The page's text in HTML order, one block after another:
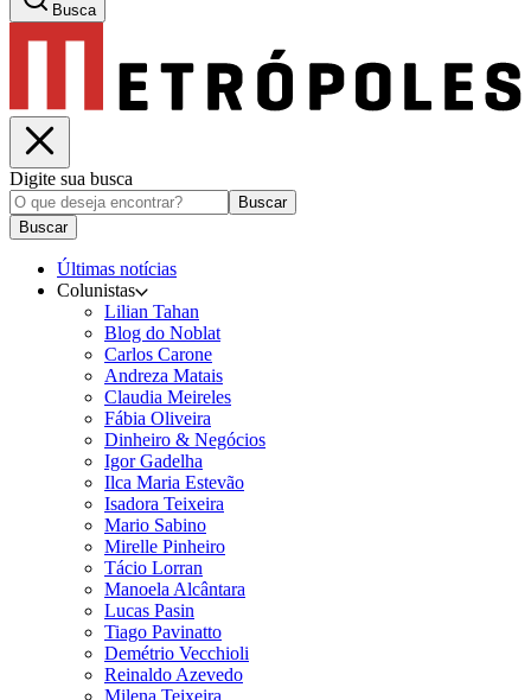
Busca
Digite sua busca
Buscar
Buscar
Últimas notícias
Colunistas
Lilian Tahan
Blog do Noblat
Carlos Carone
Andreza Matais
Claudia Meireles
Fábia Oliveira
Dinheiro & Negócios
Igor Gadelha
Ilca Maria Estevão
Isadora Teixeira
Mario Sabino
Mirelle Pinheiro
Tácio Lorran
Manoela Alcântara
Lucas Pasin
Tiago Pavinatto
Demétrio Vecchioli
Reinaldo Azevedo
Milena Teixeira